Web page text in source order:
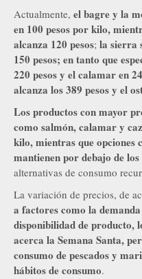
Actualmente, el bagre y la
en 100 pesos por kilo,
alcanza 120 pesos; la sierra
150 pesos; en tanto que
220 pesos y el calamar en
alcanza los 389 pesos y el
Los productos con mayor
como salmón, calamar y
kilo, mientras que
mantienen por debajo de los
alternativas de consumo
La variación de precios, de
a factores como la
disponibilidad de producto,
acerca la Semana Santa,
consumo de pescados y
hábitos de consumo.